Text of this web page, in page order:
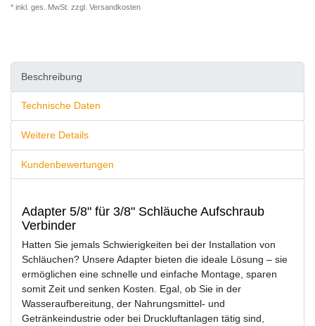
* inkl. ges. MwSt. zzgl. Versandkosten
Beschreibung
Technische Daten
Weitere Details
Kundenbewertungen
Adapter 5/8" für 3/8" Schläuche Aufschraub
Verbinder
Hatten Sie jemals Schwierigkeiten bei der Installation von
Schläuchen? Unsere Adapter bieten die ideale Lösung – sie
ermöglichen eine schnelle und einfache Montage, sparen
somit Zeit und senken Kosten. Egal, ob Sie in der
Wasseraufbereitung, der Nahrungsmittel- und
Getränkeindustrie oder bei Druckluftanlagen tätig sind,